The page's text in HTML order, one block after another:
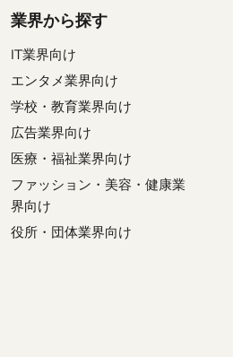
業界から探す
IT業界向け
エンタメ業界向け
学校・教育業界向け
広告業界向け
医療・福祉業界向け
ファッション・美容・健康業
界向け
役所・団体業界向け